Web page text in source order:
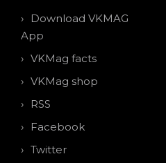
Download VKMAG
App
VKMag facts
VKMag shop
RSS
Facebook
Twitter